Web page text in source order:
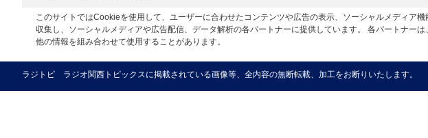
このサイトではCookieを使用して、ユーザーに合わせたコンテンツや広告の表示、ソーシャルメディア
収集し、ソーシャルメディアや広告配信、データ解析の各パートナーに提供しています。 各パートナー
他の情報を組み合わせて使用することがあります。
ラジトピ ラジオ関西トピックスに掲載されている画像等、全内容の無断転載、加工をお断りいたします。